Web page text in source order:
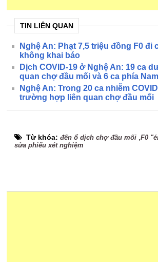
TIN LIÊN QUAN
Nghệ An: Phạt 7,5 triệu đồng F0 đi
không khai báo
Dịch COVID-19 ở Nghệ An: 19 ca
quan chợ đầu mối và 6 ca phía
Nghệ An: Trong 20 ca nhiễm
trường hợp liên quan chợ đầu mối
Từ khóa:đến ổ dịch chợ đầu mối ,F0
sửa phiếu xét nghiệm